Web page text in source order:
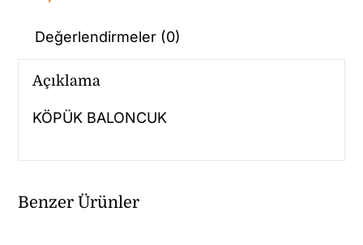
Değerlendirmeler (0)
Açıklama
KÖPÜK BALONCUK
Benzer Ürünler